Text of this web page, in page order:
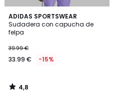
ADIDAS SPORTSWEAR
Sudadera con capucha de
felpa
39.99 €
33.99 € -15%
4,8
/ 5
4,8
/